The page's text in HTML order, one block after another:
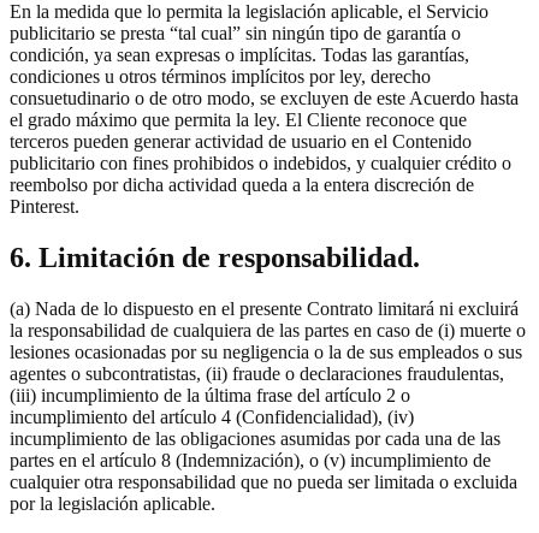
En la medida que lo permita la legislación aplicable, el Servicio
publicitario se presta “tal cual” sin ningún tipo de garantía o
condición, ya sean expresas o implícitas. Todas las garantías,
condiciones u otros términos implícitos por ley, derecho
consuetudinario o de otro modo, se excluyen de este Acuerdo hasta
el grado máximo que permita la ley. El Cliente reconoce que
terceros pueden generar actividad de usuario en el Contenido
publicitario con fines prohibidos o indebidos, y cualquier crédito o
reembolso por dicha actividad queda a la entera discreción de
Pinterest.
6. Limitación de responsabilidad.
(a) Nada de lo dispuesto en el presente Contrato limitará ni excluirá
la responsabilidad de cualquiera de las partes en caso de (i) muerte o
lesiones ocasionadas por su negligencia o la de sus empleados o sus
agentes o subcontratistas, (ii) fraude o declaraciones fraudulentas,
(iii) incumplimiento de la última frase del artículo 2 o
incumplimiento del artículo 4 (Confidencialidad), (iv)
incumplimiento de las obligaciones asumidas por cada una de las
partes en el artículo 8 (Indemnización), o (v) incumplimiento de
cualquier otra responsabilidad que no pueda ser limitada o excluida
por la legislación aplicable.